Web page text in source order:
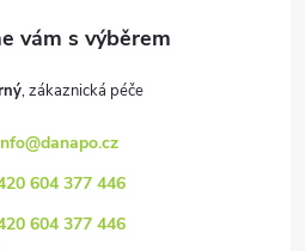
@danapo.cz
604 377 446
604 377 446